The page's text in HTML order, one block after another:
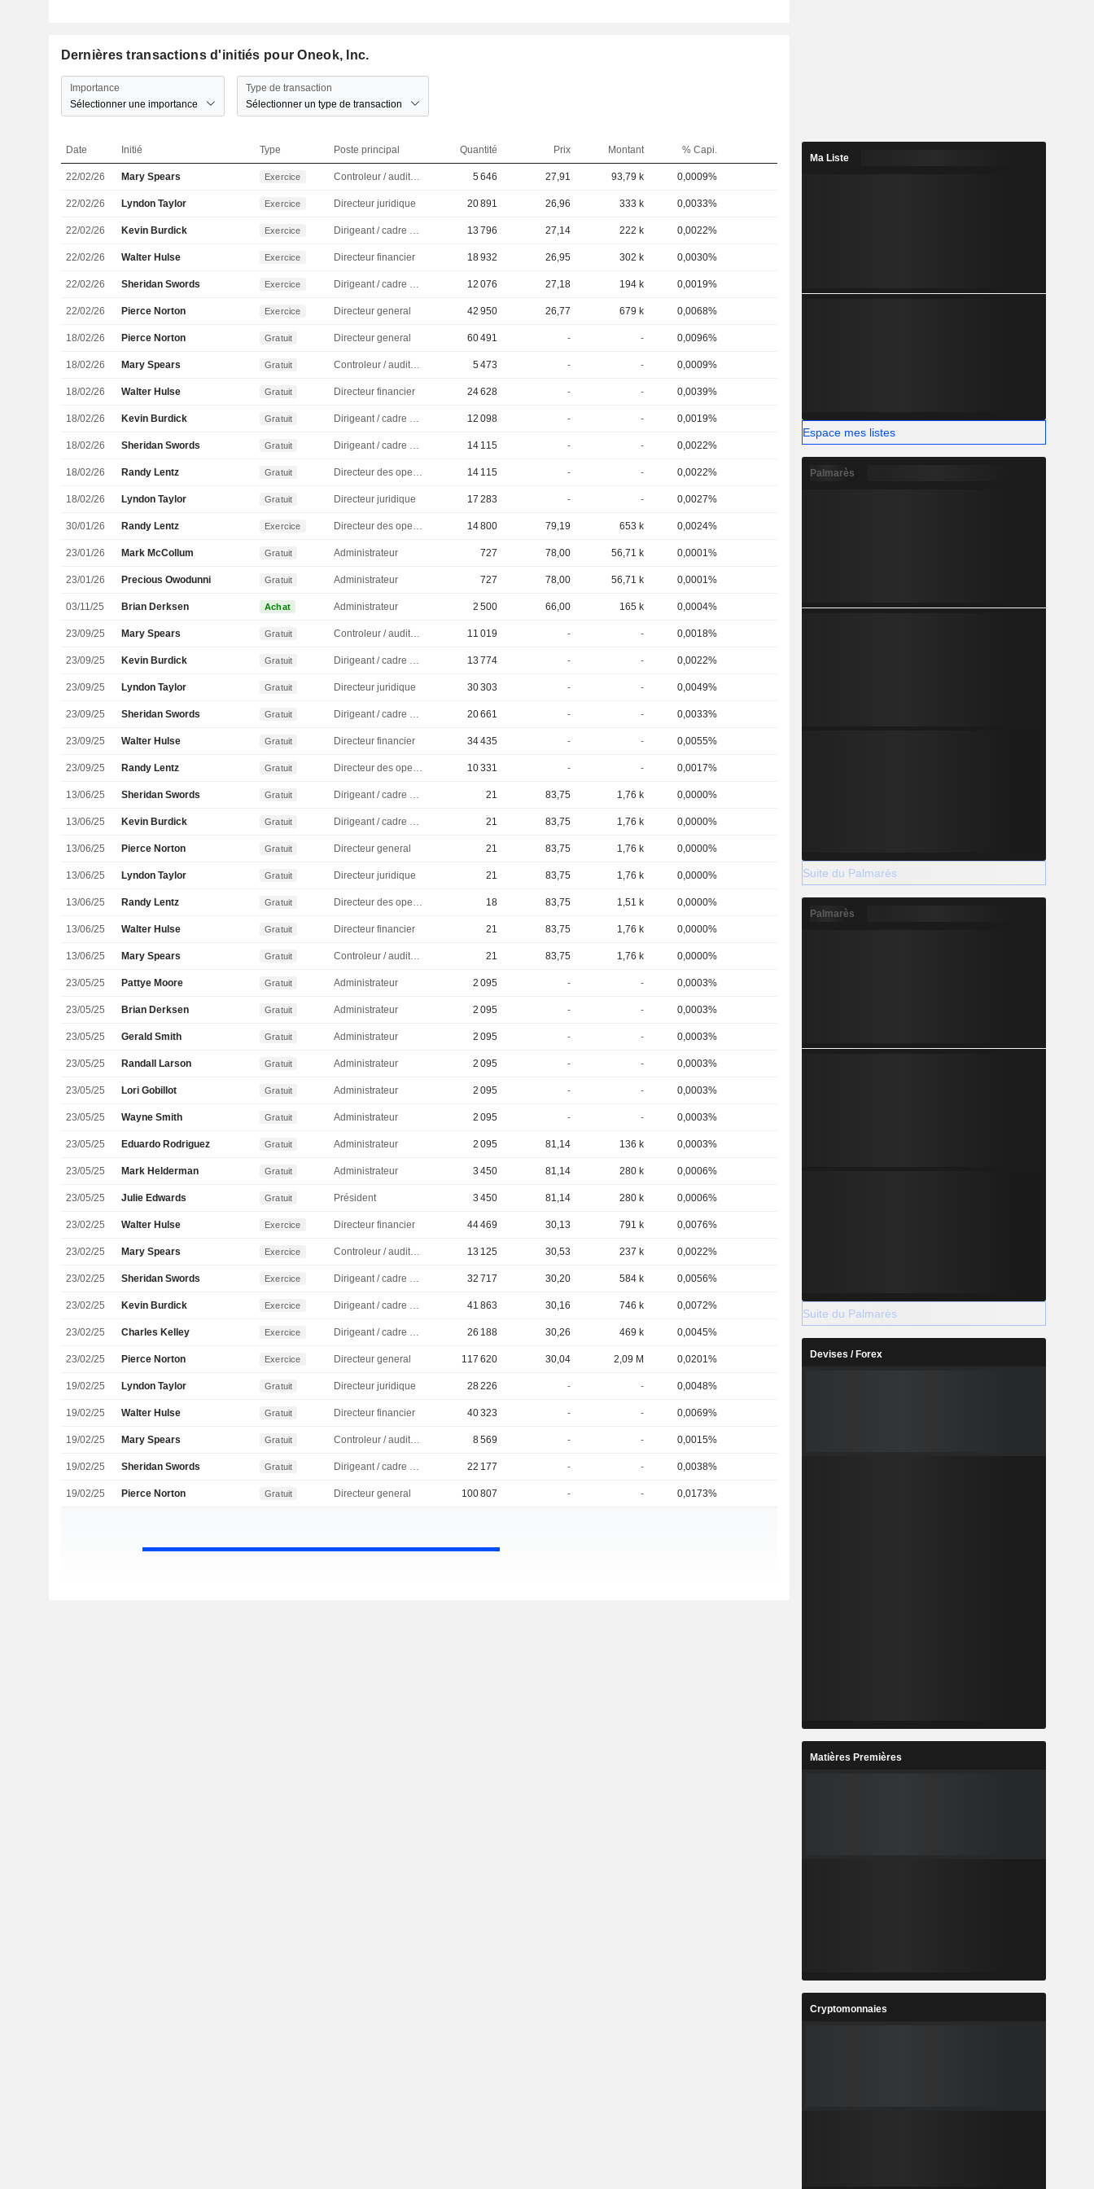
Dernières transactions d'initiés pour Oneok, Inc.
Importance
Sélectionner une importance
Type de transaction
Sélectionner un type de transaction
Date Initié Type Poste principal Quantité Prix Montant % Capi.
22/02/26 Mary Spears Exercice Controleur / auditeur 5 646 27,91 93,79 k 0,0009%
22/02/26 Lyndon Taylor Exercice Directeur juridique 20 891 26,96 333 k 0,0033%
22/02/26 Kevin Burdick Exercice Dirigeant / cadre principal 13 796 27,14 222 k 0,0022%
22/02/26 Walter Hulse Exercice Directeur financier 18 932 26,95 302 k 0,0030%
22/02/26 Sheridan Swords Exercice Dirigeant / cadre principal 12 076 27,18 194 k 0,0019%
22/02/26 Pierce Norton Exercice Directeur general 42 950 26,77 679 k 0,0068%
18/02/26 Pierce Norton Gratuit Directeur general 60 491 - - 0,0096%
18/02/26 Mary Spears Gratuit Controleur / auditeur 5 473 - - 0,0009%
18/02/26 Walter Hulse Gratuit Directeur financier 24 628 - - 0,0039%
18/02/26 Kevin Burdick Gratuit Dirigeant / cadre principal 12 098 - - 0,0019%
18/02/26 Sheridan Swords Gratuit Dirigeant / cadre principal 14 115 - - 0,0022%
18/02/26 Randy Lentz Gratuit Directeur des operations 14 115 - - 0,0022%
18/02/26 Lyndon Taylor Gratuit Directeur juridique 17 283 - - 0,0027%
30/01/26 Randy Lentz Exercice Directeur des operations 14 800 79,19 653 k 0,0024%
23/01/26 Mark McCollum Gratuit Administrateur 727 78,00 56,71 k 0,0001%
23/01/26 Precious Owodunni Gratuit Administrateur 727 78,00 56,71 k 0,0001%
03/11/25 Brian Derksen Achat Administrateur 2 500 66,00 165 k 0,0004%
23/09/25 Mary Spears Gratuit Controleur / auditeur 11 019 - - 0,0018%
23/09/25 Kevin Burdick Gratuit Dirigeant / cadre principal 13 774 - - 0,0022%
23/09/25 Lyndon Taylor Gratuit Directeur juridique 30 303 - - 0,0049%
23/09/25 Sheridan Swords Gratuit Dirigeant / cadre principal 20 661 - - 0,0033%
23/09/25 Walter Hulse Gratuit Directeur financier 34 435 - - 0,0055%
23/09/25 Randy Lentz Gratuit Directeur des operations 10 331 - - 0,0017%
13/06/25 Sheridan Swords Gratuit Dirigeant / cadre principal 21 83,75 1,76 k 0,0000%
13/06/25 Kevin Burdick Gratuit Dirigeant / cadre principal 21 83,75 1,76 k 0,0000%
13/06/25 Pierce Norton Gratuit Directeur general 21 83,75 1,76 k 0,0000%
13/06/25 Lyndon Taylor Gratuit Directeur juridique 21 83,75 1,76 k 0,0000%
13/06/25 Randy Lentz Gratuit Directeur des operations 18 83,75 1,51 k 0,0000%
13/06/25 Walter Hulse Gratuit Directeur financier 21 83,75 1,76 k 0,0000%
13/06/25 Mary Spears Gratuit Controleur / auditeur 21 83,75 1,76 k 0,0000%
23/05/25 Pattye Moore Gratuit Administrateur 2 095 - - 0,0003%
23/05/25 Brian Derksen Gratuit Administrateur 2 095 - - 0,0003%
23/05/25 Gerald Smith Gratuit Administrateur 2 095 - - 0,0003%
23/05/25 Randall Larson Gratuit Administrateur 2 095 - - 0,0003%
23/05/25 Lori Gobillot Gratuit Administrateur 2 095 - - 0,0003%
23/05/25 Wayne Smith Gratuit Administrateur 2 095 - - 0,0003%
23/05/25 Eduardo Rodriguez Gratuit Administrateur 2 095 81,14 136 k 0,0003%
23/05/25 Mark Helderman Gratuit Administrateur 3 450 81,14 280 k 0,0006%
23/05/25 Julie Edwards Gratuit Président 3 450 81,14 280 k 0,0006%
23/02/25 Walter Hulse Exercice Directeur financier 44 469 30,13 791 k 0,0076%
23/02/25 Mary Spears Exercice Controleur / auditeur 13 125 30,53 237 k 0,0022%
23/02/25 Sheridan Swords Exercice Dirigeant / cadre principal 32 717 30,20 584 k 0,0056%
23/02/25 Kevin Burdick Exercice Dirigeant / cadre principal 41 863 30,16 746 k 0,0072%
23/02/25 Charles Kelley Exercice Dirigeant / cadre principal 26 188 30,26 469 k 0,0045%
23/02/25 Pierce Norton Exercice Directeur general 117 620 30,04 2,09 M 0,0201%
19/02/25 Lyndon Taylor Gratuit Directeur juridique 28 226 - - 0,0048%
19/02/25 Walter Hulse Gratuit Directeur financier 40 323 - - 0,0069%
19/02/25 Mary Spears Gratuit Controleur / auditeur 8 569 - - 0,0015%
19/02/25 Sheridan Swords Gratuit Dirigeant / cadre principal 22 177 - - 0,0038%
19/02/25 Pierce Norton Gratuit Directeur general 100 807 - - 0,0173%
Ma Liste
Espace mes listes
Palmarès
Suite du Palmarès
Palmarès
Suite du Palmarès
Devises / Forex
Matières Premières
Cryptomonnaies